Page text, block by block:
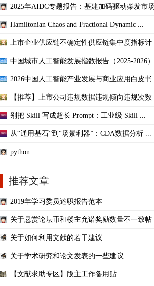
2025年AIDC专题报告：基建加码驱动柴发市场
Hamiltonian Chaos and Fractional Dynamic ...
上市企业供应链不确定性供应链集中度指标计
中国城市人工智能发展指数报告（2025-2026）
2026中国人工智能产业发展与商业应用白皮书
【推荐】上市公司违规数据违规倾向违规次数
别把 Skill 写成超长 Prompt：工业级 Skill ...
从“通用基石”到“场景利器”：CDA数据分析 ...
python
推荐文章
2019年学习委员述职报告范本
关于悬赏论坛币和楼主允诺奖励数量不一致帖
关于如何利用文献的若干建议
关于学术研究和论文发表的一些建议
【文献求助专区】版主工作备用贴